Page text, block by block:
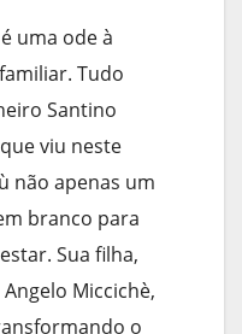
uma ode à
Tudo
Santino
viu neste
não apenas um
branco para
Sua filha,
Miccichè,
o